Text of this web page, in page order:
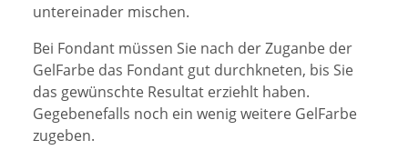
untereinader mischen.
Bei Fondant müssen Sie nach der Zuganbe der
GelFarbe das Fondant gut durchkneten, bis Sie
das gewünschte Resultat erziehlt haben.
Gegebenefalls noch ein wenig weitere GelFarbe
zugeben.